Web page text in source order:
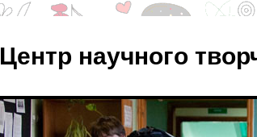
Центр научного